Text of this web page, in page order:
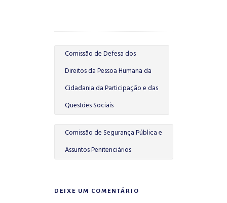
Comissão de Defesa dos
Direitos da Pessoa Humana da
Cidadania da Participação e das
Questões Sociais
Comissão de Segurança Pública e
Assuntos Penitenciários
DEIXE UM COMENTÁRIO